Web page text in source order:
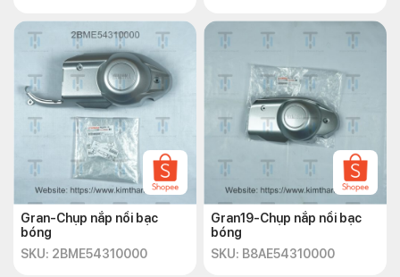
Gran-Chụp nắp nồi bạc
bóng
SKU: 2BME54310000
Gran19-Chụp nắp nồi bạc
bóng
SKU: B8AE54310000